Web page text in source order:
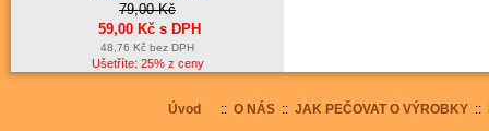
79,00 Kč
59,00 Kč s DPH
48,76 Kč bez DPH
Ušetříte: 25% z ceny
Úvod :: O NÁS:: JAK PEČOVAT O VÝROBKY::